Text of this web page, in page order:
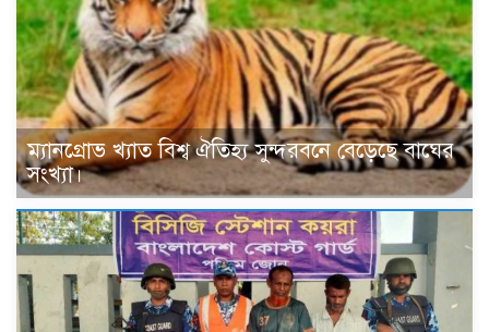
ম্যানগ্রোভ খ্যাত বিশ্ব ঐতিহ্য সুন্দরবনে বেড়েছে বাঘের
সংখ্যা।